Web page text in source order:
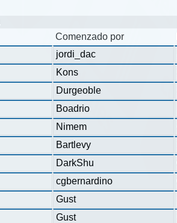
Comenzado por
jordi_dac
Kons
Durgeoble
Boadrio
Nimem
Bartlevy
DarkShu
cgbernardino
Gust
Gust